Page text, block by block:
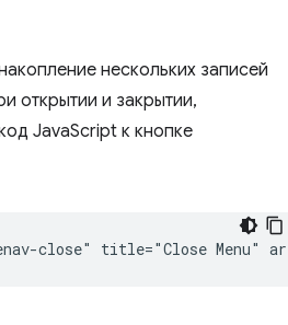
нескольких записей
открытии и закрытии,
JavaScript к кнопке